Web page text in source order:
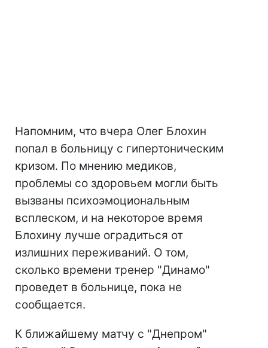
Напомним, что вчера Олег Блохин
попал в больницу с гипертоническим
кризом. По мнению медиков,
проблемы со здоровьем могли быть
вызваны психоэмоциональным
всплеском, и на некоторое время
Блохину лучше оградиться от
излишних переживаний. О том,
сколько времени тренер "Динамо"
проведет в больнице, пока не
сообщается.
К ближайшему матчу с "Днепром"